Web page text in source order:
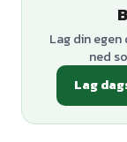
Lag din
ned
Lag